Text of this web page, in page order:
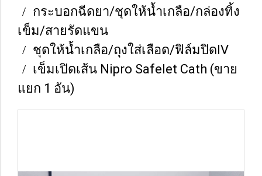
กระบอกฉีดยา/ชุดให้น้ำเกลือ/กล่องทิ้ง
เข็ม/สายรัดแขน
ชุดให้น้ำเกลือ/ถุงใส่เลือด/ฟิล์มปิดIV
เข็มเปิดเส้น Nipro Safelet Cath (ขาย
แยก 1 อัน)